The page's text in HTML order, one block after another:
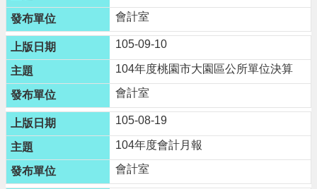
桃
園
市
政
府
E
n
g
l
s
h
會計室
105-09-10
104年度桃園市大園區公所單位決算
會計室
105-08-19
104年度會計月報
會計室